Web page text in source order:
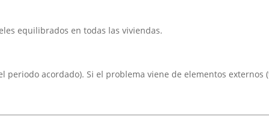
equilibrados en todas las viviendas.
periodo acordado). Si el problema viene de elementos externos